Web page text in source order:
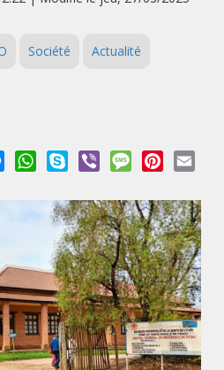
Société Actualité
MessengerWhatsApp
Skype Viber MessagePinterest